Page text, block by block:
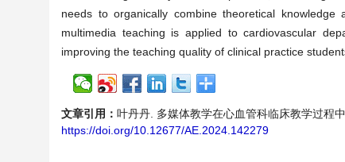
needs to organically combine theoretical
multimedia teaching is applied to cardiovascular
improving the teaching quality of clinical practice
文章引用： 叶丹丹. 多媒体教学在心血管科临床教学过程
https://doi.org/10.12677/AE.2024.142279